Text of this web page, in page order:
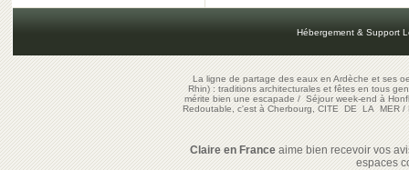
Hébergement & Support
La ligne de partage des eaux en Ardèche et ses
Rhin) : traditions architecturales et fêtes en tous
mérite bien une escapade/Séjour week-end à
Redoutable, c'est à Cherbourg, CITE DE LA MER/
Claire en Franceaime bien recevoir vos
espaces